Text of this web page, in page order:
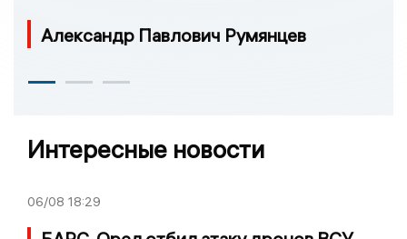
Александр Павлович Румянцев
Интересные новости
06/08 18:29